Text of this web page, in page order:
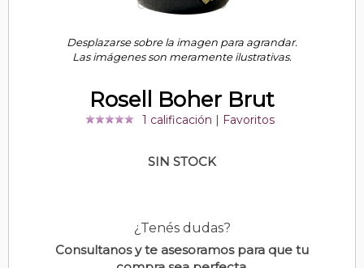
Desplazarse sobre la imagen para agrandar.
Las imágenes son meramente ilustrativas.
Rosell Boher Brut
1 calificación Favoritos
SIN STOCK
¿Tenés dudas?
Consultanos y te asesoramos para que tu